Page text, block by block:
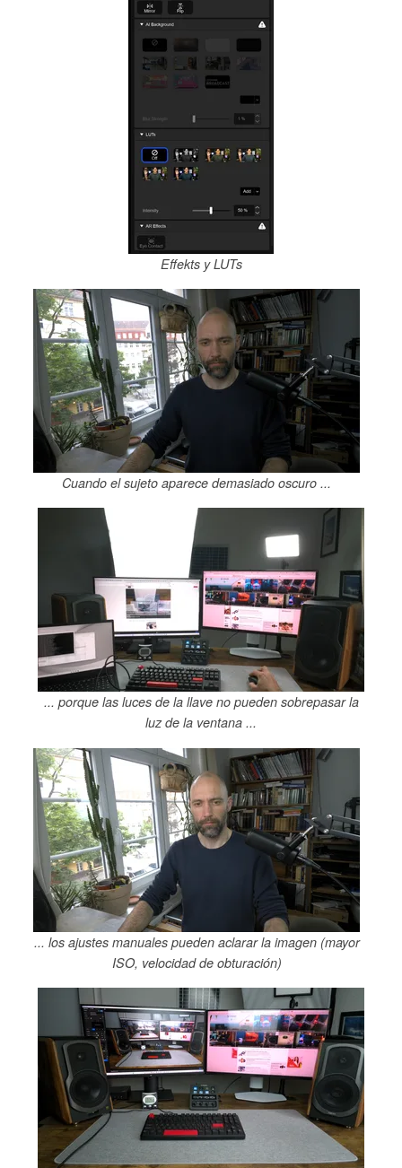
Effekts y LUTs
Cuando el sujeto aparece demasiado oscuro ...
... porque las luces de la llave no pueden sobrepasar la
luz de la ventana ...
... los ajustes manuales pueden aclarar la imagen (mayor
ISO, velocidad de obturación)